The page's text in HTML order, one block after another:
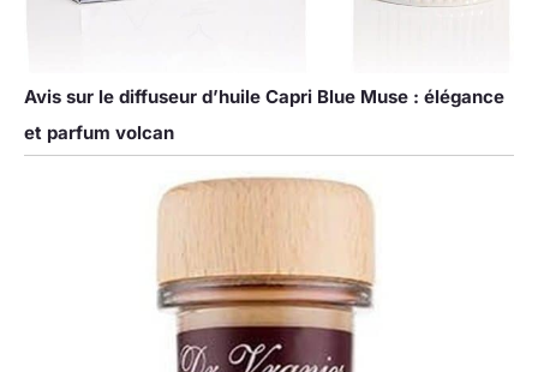
Avis sur le diffuseur d’huile Capri Blue Muse : élégance
et parfum volcan